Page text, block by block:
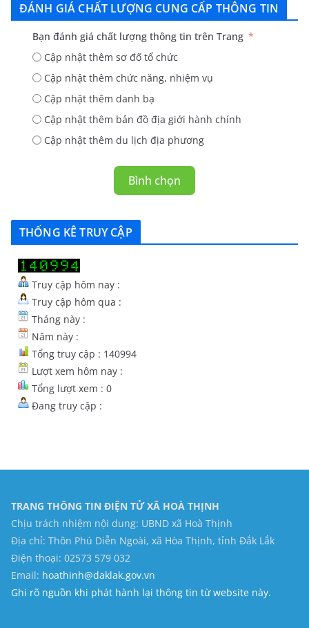
ĐÁNH GIÁ CHẤT LƯỢNG CUNG CẤP THÔNG TIN
Bạn đánh giá chất lượng thông tin trên Trang
Cập nhật thêm sơ đố tổ chức
Cập nhật thêm chức năng, nhiệm vụ
Cập nhật thêm danh bạ
Cập nhật thêm bản đồ địa giới hành chính
Cập nhật thêm du lịch địa phương
Bình chọn
THỐNG KÊ TRUY CẬP
Truy cập hôm nay :
Truy cập hôm qua :
Tháng này :
Năm này :
Tổng truy cập : 140994
Lượt xem hôm nay :
Tổng lượt xem : 0
Đang truy cập :
TRANG THÔNG TIN ĐIỆN TỬ XÃ HOÀ THỊNH
Chịu trách nhiệm nội dung: UBND xã Hoà Thịnh
Địa chỉ: Thôn Phú Diễn Ngoài, xã Hòa Thịnh, tỉnh Đắk Lắk
Điện thoại: 02573 579 032
Email: hoathinh@daklak.gov.vn
Ghi rõ nguồn khi phát hành lại thông tin từ website này.